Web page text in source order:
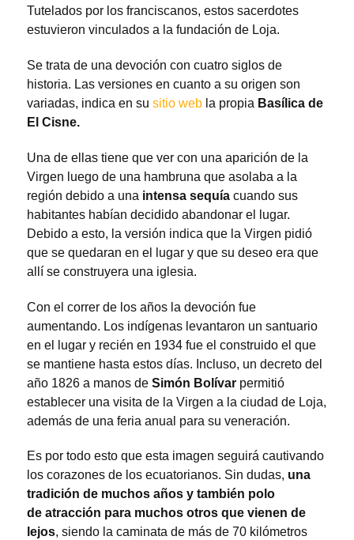
Tutelados por los franciscanos, estos sacerdotes
estuvieron vinculados a la fundación de Loja.
Se trata de una devoción con cuatro siglos de
historia. Las versiones en cuanto a su origen son
variadas, indica en su sitio web la propia Basílica de
El Cisne.
Una de ellas tiene que ver con una aparición de la
Virgen luego de una hambruna que asolaba a la
región debido a una intensa sequía cuando sus
habitantes habían decidido abandonar el lugar.
Debido a esto, la versión indica que la Virgen pidió
que se quedaran en el lugar y que su deseo era que
allí se construyera una iglesia.
Con el correr de los años la devoción fue
aumentando. Los indígenas levantaron un santuario
en el lugar y recién en 1934 fue el construido el que
se mantiene hasta estos días. Incluso, un decreto del
año 1826 a manos de Simón Bolívar permitió
establecer una visita de la Virgen a la ciudad de Loja,
además de una feria anual para su veneración.
Es por todo esto que esta imagen seguirá cautivando
los corazones de los ecuatorianos. Sin dudas, una
tradición de muchos años y también polo
de atracción para muchos otros que vienen de
lejos, siendo la caminata de más de 70 kilómetros